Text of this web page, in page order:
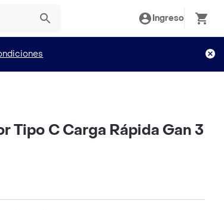
Ingreso
Tipo C Carga Rápida Gan 3